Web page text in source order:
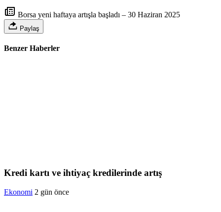
Borsa yeni haftaya artışla başladı – 30 Haziran 2025
Paylaş
Benzer Haberler
Kredi kartı ve ihtiyaç kredilerinde artış
Ekonomi 2 gün önce